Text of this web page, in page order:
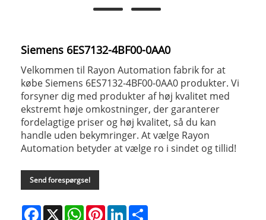
Siemens 6ES7132-4BF00-0AA0
Velkommen til Rayon Automation fabrik for at
købe Siemens 6ES7132-4BF00-0AA0 produkter. Vi
forsyner dig med produkter af høj kvalitet med
ekstremt høje omkostninger, der garanterer
fordelagtige priser og høj kvalitet, så du kan
handle uden bekymringer. At vælge Rayon
Automation betyder at vælge ro i sindet og tillid!
Send forespørgsel
Facebook
X WhatsAppPinterestLinkedIn